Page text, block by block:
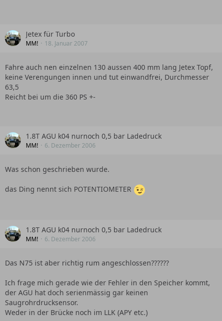
Jetex für Turbo
MM! 18. Januar 2007
Fahre auch nen einzelnen 130 aussen 400 mm lang Jetex Topf,
keine Verengungen innen und tut einwandfrei, Durchmesser
63,5
Reicht bei um die 360 PS +-
1.8T AGU k04 nurnoch 0,5 bar Ladedruck
MM! 6. Dezember 2006
Was schon geschrieben wurde.
das Ding nennt sich POTENTIOMETER
1.8T AGU k04 nurnoch 0,5 bar Ladedruck
MM! 6. Dezember 2006
Das N75 ist aber richtig rum angeschlossen??????
Ich frage mich gerade wie der Fehler in den Speicher kommt,
der AGU hat doch serienmässig gar keinen
Saugrohrdrucksensor.
Weder in der Brücke noch im LLK (APY etc.)